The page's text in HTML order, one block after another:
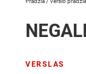
VERSLAS